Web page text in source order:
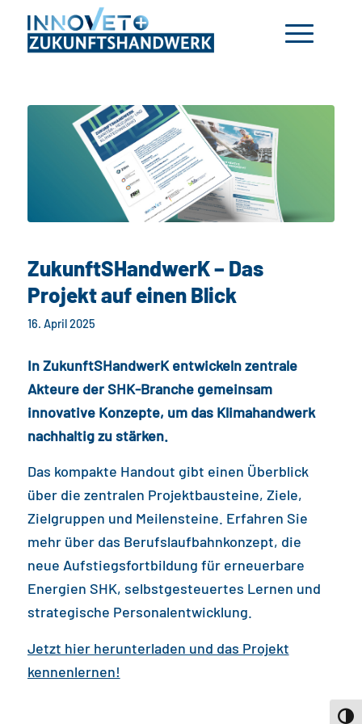
ZukunftSHandwerK – Das
Projekt auf einen Blick
16. April 2025
In ZukunftSHandwerK entwickeln zentrale
Akteure der SHK-Branche gemeinsam
innovative Konzepte, um das Klimahandwerk
nachhaltig zu stärken.
Das kompakte Handout gibt einen Überblick
über die zentralen Projektbausteine, Ziele,
Zielgruppen und Meilensteine. Erfahren Sie
mehr über das Berufslaufbahnkonzept, die
neue Aufstiegsfortbildung für erneuerbare
Energien SHK, selbstgesteuertes Lernen und
strategische Personalentwicklung.
Jetzt hier herunterladen und das Projekt
kennenlernen!